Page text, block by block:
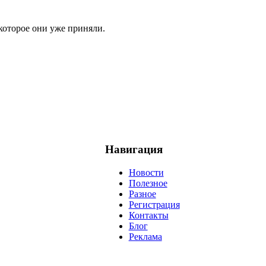
они уже приняли.
Навигация
Новости
Полезное
Разное
Регистрация
Контакты
Блог
Реклама